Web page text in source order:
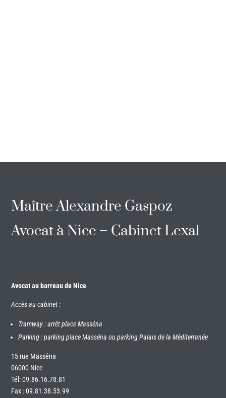
Maître Alexandre Gaspoz
Avocat à Nice – Cabinet Lexal
Avocat au barreau de Nice
Accès au cabinet :
Tramway : arrêt place Masséna
Parking : parking place Masséna ou parking Palais de la Méditerranée
15 rue Masséna
06000 Nice
Tél:09.86.16.78.81
Fax : 09.81.38.53.99